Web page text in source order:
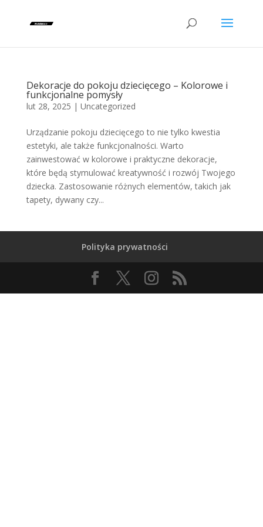
Dekoracje do pokoju dziecięcego – Kolorowe i
funkcjonalne pomysły
lut 28, 2025 | Uncategorized
Urządzanie pokoju dziecięcego to nie tylko kwestia
estetyki, ale także funkcjonalności. Warto
zainwestować w kolorowe i praktyczne dekoracje,
które będą stymulować kreatywność i rozwój Twojego
dziecka. Zastosowanie różnych elementów, takich jak
tapety, dywany czy...
Polityka prywatności